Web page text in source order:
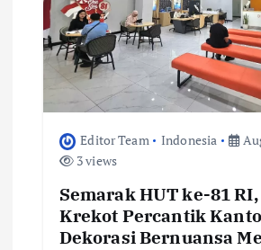
o
n
Editor Team Indonesia
3 views
Semarak HUT ke-81 RI,
Krekot Percantik
Dekorasi Bernuansa